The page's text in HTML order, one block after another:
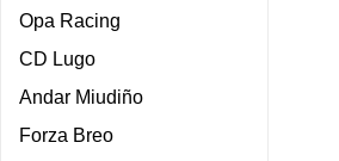
Opa Racing
CD Lugo
Andar Miudiño
Forza Breo